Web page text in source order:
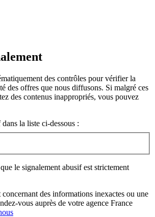
des contrôles pour vérifier la
des offres que nous diffusons. Si malgré ces
des contenus inappropriés, vous pouvez
la liste ci-dessous :
le signalement abusif est strictement
des informations inexactes ou une
vous auprès de votre agence France